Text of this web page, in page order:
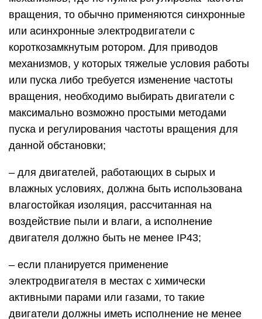
вращения, то обычно применяются синхронные
или асинхронные электродвигатели с
короткозамкнутым ротором. Для приводов
механизмов, у которых тяжелые условия работы
или пуска либо требуется изменение частоты
вращения, необходимо выбирать двигатели с
максимально возможно простыми методами
пуска и регулирования частоты вращения для
данной обстановки;
– для двигателей, работающих в сырых и
влажных условиях, должна быть использована
влагостойкая изоляция, рассчитанная на
воздействие пыли и влаги, а исполнение
двигателя должно быть не менее IP43;
– если планируется применение
электродвигателя в местах с химически
активными парами или газами, то такие
двигатели должны иметь исполнение не менее